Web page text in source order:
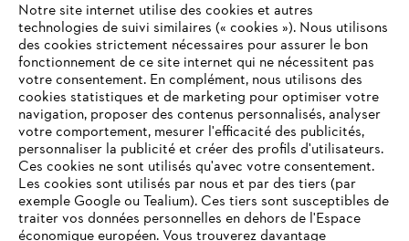
L'Entreprise
Notre site internet utilise des cookies et autres
technologies de suivi similaires (« cookies »). Nous utilisons
des cookies strictement nécessaires pour assurer le bon
fonctionnement de ce site internet qui ne nécessitent pas
votre consentement. En complément, nous utilisons des
cookies statistiques et de marketing pour optimiser votre
navigation, proposer des contenus personnalisés, analyser
votre comportement, mesurer l'efficacité des publicités,
personnaliser la publicité et créer des profils d'utilisateurs.
Ces cookies ne sont utilisés qu'avec votre consentement.
Les cookies sont utilisés par nous et par des tiers (par
exemple Google ou Tealium). Ces tiers sont susceptibles de
traiter vos données personnelles en dehors de l'Espace
économique européen. Vous trouverez davantage